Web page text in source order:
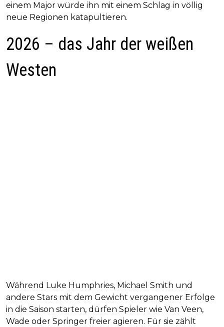
einem Major würde ihn mit einem Schlag in völlig
neue Regionen katapultieren.
2026 – das Jahr der weißen
Westen
Während Luke Humphries, Michael Smith und
andere Stars mit dem Gewicht vergangener Erfolge
in die Saison starten, dürfen Spieler wie Van Veen,
Wade oder Springer freier agieren. Für sie zählt